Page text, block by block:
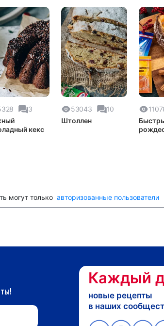
3
кекс
53043
10
Штоллен
могут толькоавторизованные пользователи
Каждый
новые рецепты
в наших